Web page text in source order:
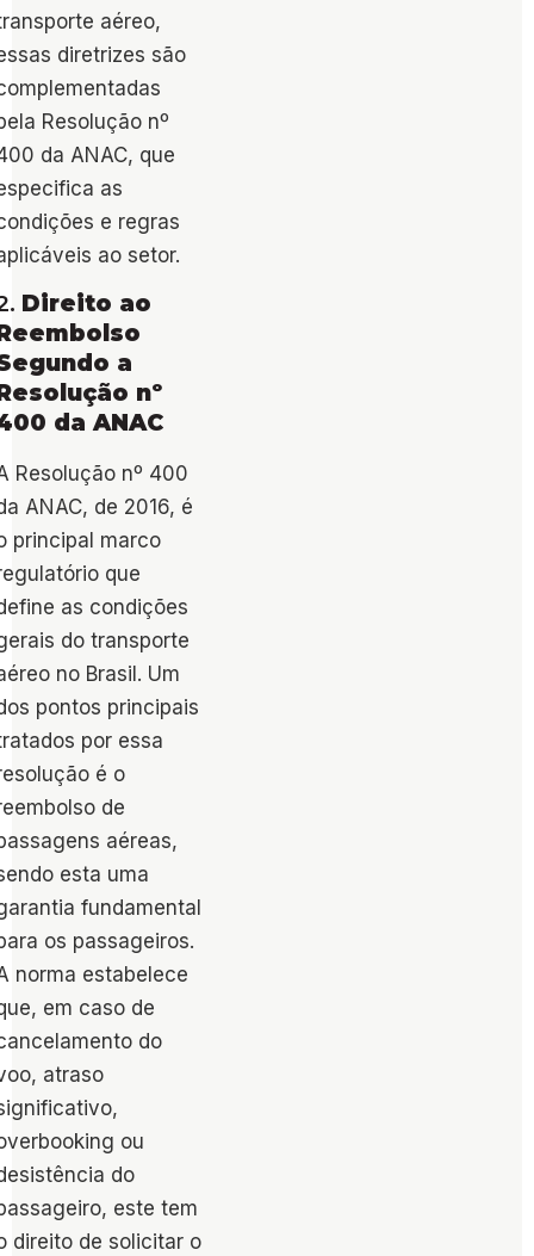
aéreo,
diretrizes são
Resolução nº
da ANAC, que
as
e regras
ao setor.
Direito ao
a
nº
da ANAC
Resolução nº 400
ANAC, de 2016, é
principal marco
que
as condições
do transporte
no Brasil. Um
pontos principais
por essa
é o
de
aéreas,
esta uma
fundamental
os passageiros.
norma estabelece
em caso de
do
atraso
ou
do
este tem
direito de solicitar o